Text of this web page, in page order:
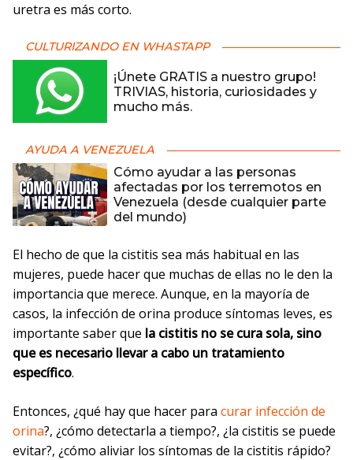
uretra es más corto.
CULTURIZANDO EN WHASTAPP
¡Únete GRATIS a nuestro grupo!
TRIVIAS, historia, curiosidades y
mucho más.
AYUDA A VENEZUELA
Cómo ayudar a las personas
afectadas por los terremotos en
Venezuela (desde cualquier parte
del mundo)
El hecho de que la cistitis sea más habitual en las
mujeres, puede hacer que muchas de ellas no le den la
importancia que merece. Aunque, en la mayoría de
casos, la infección de orina produce síntomas leves, es
importante saber que la cistitis no se cura sola, sino
que es necesario llevar a cabo un tratamiento
específico.
Entonces, ¿qué hay que hacer para curar infección de
orina?, ¿cómo detectarla a tiempo?, ¿la cistitis se puede
evitar?, ¿cómo aliviar los síntomas de la cistitis rápido?